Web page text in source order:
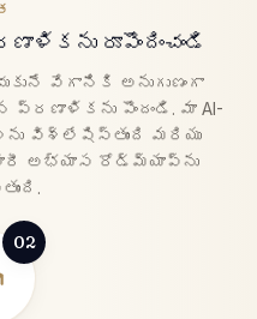
రూపొందించండి
వేగానికి అనుగుణంగా
పొందండి. మా AI-
విశ్లేషిస్తుంది మరియు
అభ్యాస రోడ్‌మ్యాప్‌ను
02